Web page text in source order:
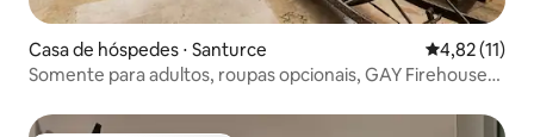
Casa de hóspedes ⋅ Santurce 4,82 de uma
4,82 (11)
Somente para adultos, roupas opcionais, GAY Firehouse